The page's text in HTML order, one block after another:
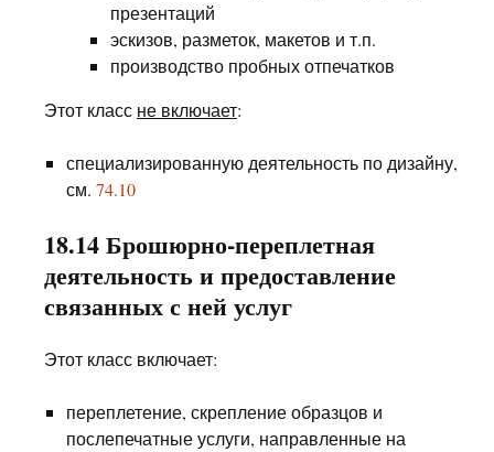
презентаций
эскизов, разметок, макетов и т.п.
производство пробных отпечатков
Этот класс не включает:
специализированную деятельность по дизайну,
см. 74.10
18.14 Брошюрно-переплетная
деятельность и предоставление
связанных с ней услуг
Этот класс включает:
переплетение, скрепление образцов и
послепечатные услуги, направленные на